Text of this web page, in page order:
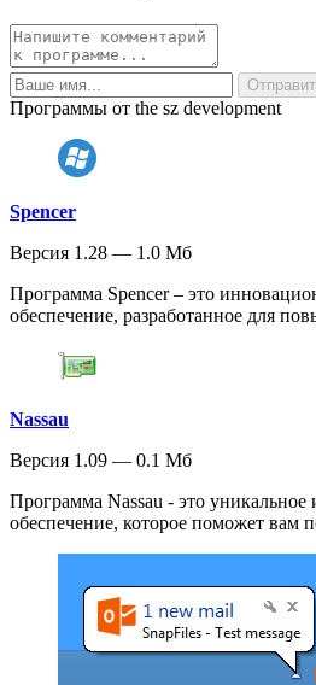
Программы от the sz development
Spencer
Версия 1.28 — 1.0 Мб
Программа Spencer – это
обеспечение, разработанное для
Nassau
Версия 1.09 — 0.1 Мб
Программа Nassau - это уникальное
обеспечение, которое поможет вам